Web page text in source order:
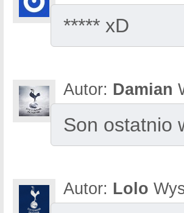
***** xD
Autor: Damian
Son ostatnio
Autor: Lolo